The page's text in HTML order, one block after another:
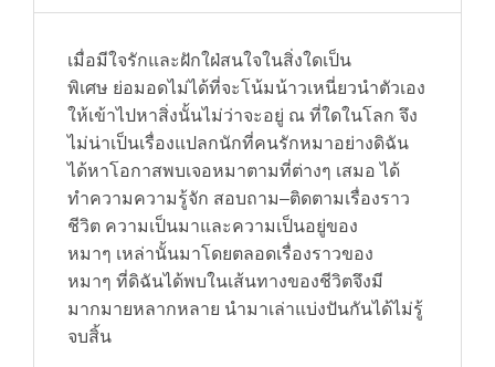
เมื่อมีใจรักและฝักใฝ่สนใจในสิ่งใดเป็น
พิเศษ ย่อมอดไม่ได้ที่จะโน้มน้าวเหนี่ยวนำตัวเอง
ให้เข้าไปหาสิ่งนั้นไม่ว่าจะอยู่ ณ ที่ใดในโลก จึง
ไม่น่าเป็นเรื่องแปลกนักที่คนรักหมาอย่างดิฉัน
ได้หาโอกาสพบเจอหมาตามที่ต่างๆ เสมอ ได้
ทำความความรู้จัก สอบถาม–ติดตามเรื่องราว
ชีวิต ความเป็นมาและความเป็นอยู่ของ
หมาๆ เหล่านั้นมาโดยตลอดเรื่องราวของ
หมาๆ ที่ดิฉันได้พบในเส้นทางของชีวิตจึงมี
มากมายหลากหลาย นำมาเล่าแบ่งปันกันได้ไม่รู้
จบสิ้น